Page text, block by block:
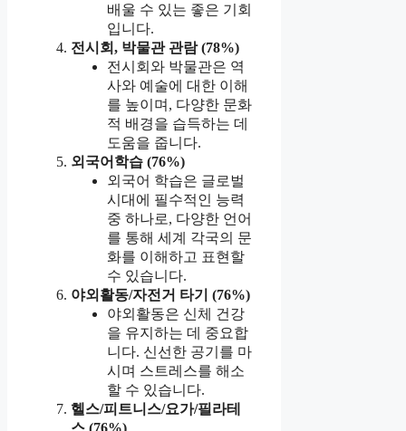
배울 수 있는 좋은 기회
입니다.
전시회, 박물관 관람 (78%)
전시회와 박물관은 역
사와 예술에 대한 이해
를 높이며, 다양한 문화
적 배경을 습득하는 데
도움을 줍니다.
외국어학습 (76%)
외국어 학습은 글로벌
시대에 필수적인 능력
중 하나로, 다양한 언어
를 통해 세계 각국의 문
화를 이해하고 표현할
수 있습니다.
야외활동/자전거 타기 (76%)
야외활동은 신체 건강
을 유지하는 데 중요합
니다. 신선한 공기를 마
시며 스트레스를 해소
할 수 있습니다.
헬스/피트니스/요가/필라테
스 (76%)